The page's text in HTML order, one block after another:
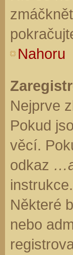
Nahoru
Nejprve
Pokud
věcí.
odkaz
Některé
nebo